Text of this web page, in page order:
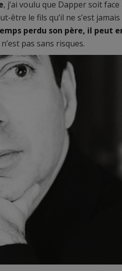
, j’ai voulu que Dapper soit
être le fils qu’il ne s’est
perdu son père, il peut
pas sans risques.